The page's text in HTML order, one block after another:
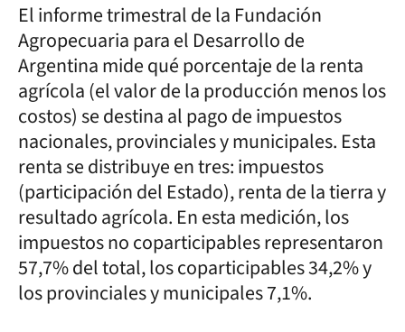
El informe trimestral de la Fundación
Agropecuaria para el Desarrollo de
Argentina mide qué porcentaje de la renta
agrícola (el valor de la producción menos los
costos) se destina al pago de impuestos
nacionales, provinciales y municipales. Esta
renta se distribuye en tres: impuestos
(participación del Estado), renta de la tierra y
resultado agrícola. En esta medición, los
impuestos no coparticipables representaron
57,7% del total, los coparticipables 34,2% y
los provinciales y municipales 7,1%.